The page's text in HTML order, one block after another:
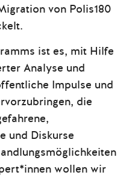
von Polis180
ist es, mit Hilfe
Analyse und
Impulse und
die
und Diskurse
wollen wir